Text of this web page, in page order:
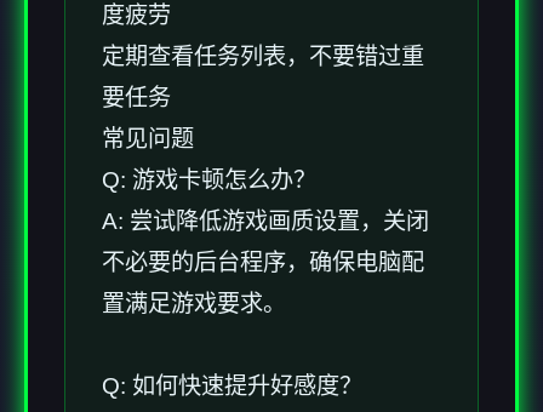
度疲劳
定期查看任务列表，不要错过重
要任务
常见问题
Q: 游戏卡顿怎么办？
A: 尝试降低游戏画质设置，关闭
不必要的后台程序，确保电脑配
置满足游戏要求。
Q: 如何快速提升好感度？